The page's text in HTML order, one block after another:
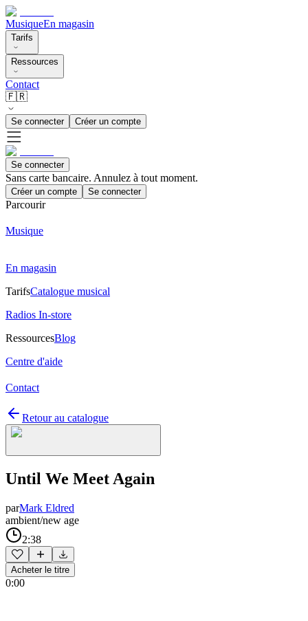
MusiqueEn magasin
Tarifs
Ressources
Contact
🇫🇷
Se connecter Créer un compte
Se connecter
Sans carte bancaire. Annulez à tout moment.
Créer un compte Se connecter
Parcourir
Musique
En magasin
TarifsCatalogue musical
Radios In-store
RessourcesBlog
Centre d'aide
Contact
Retour au catalogue
Until We Meet Again
parMark Eldred
ambient/new age
2:38
Acheter le titre
0:00